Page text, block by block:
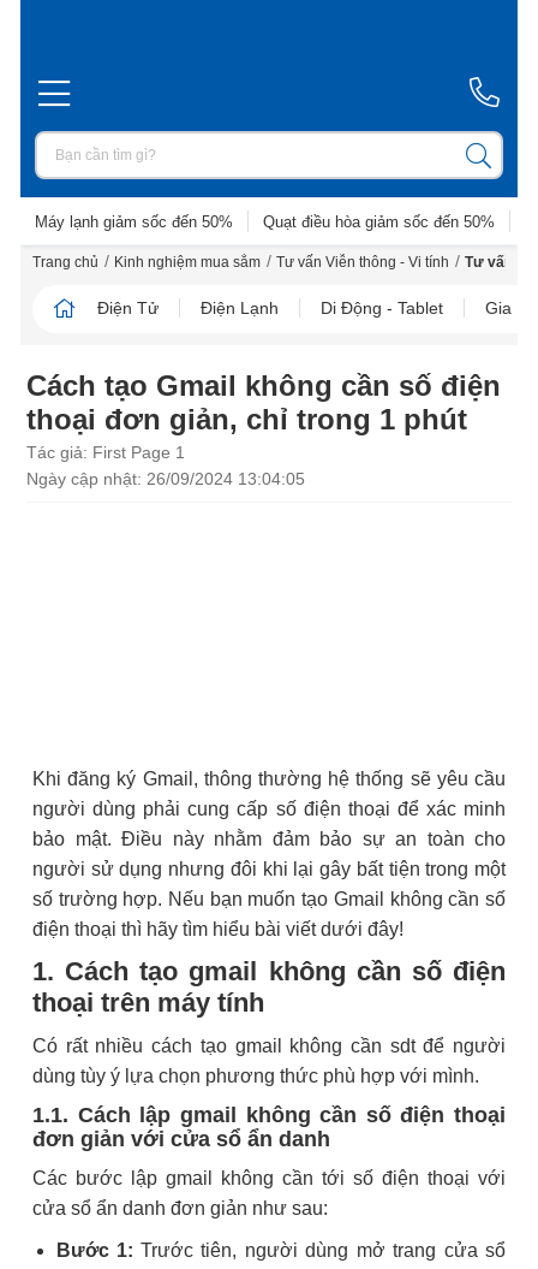
Máy lạnh giảm sốc đến 50% Quạt điều hòa giảm sốc đến 50%
Trang chủ / Kinh nghiệm mua sắm / Tư vấn Viễn thông - Vi tính / Tư vấn
Điện Tử Điện Lạnh Di Động - Tablet Gia
Cách tạo Gmail không cần số điện
thoại đơn giản, chỉ trong 1 phút
Tác giả: First Page 1
Ngày cập nhật: 26/09/2024 13:04:05
Khi đăng ký Gmail, thông thường hệ thống sẽ yêu cầu
người dùng phải cung cấp số điện thoại để xác minh
bảo mật. Điều này nhằm đảm bảo sự an toàn cho
người sử dụng nhưng đôi khi lại gây bất tiện trong một
số trường hợp. Nếu bạn muốn tạo Gmail không cần số
điện thoại thì hãy tìm hiểu bài viết dưới đây!
1. Cách tạo gmail không cần số điện
thoại trên máy tính
Có rất nhiều cách tạo gmail không cần sdt để người
dùng tùy ý lựa chọn phương thức phù hợp với mình.
1.1. Cách lập gmail không cần số điện thoại
đơn giản với cửa sổ ẩn danh
Các bước lập gmail không cần tới số điện thoại với
cửa sổ ẩn danh đơn giản như sau:
Bước 1: Trước tiên, người dùng mở trang cửa sổ